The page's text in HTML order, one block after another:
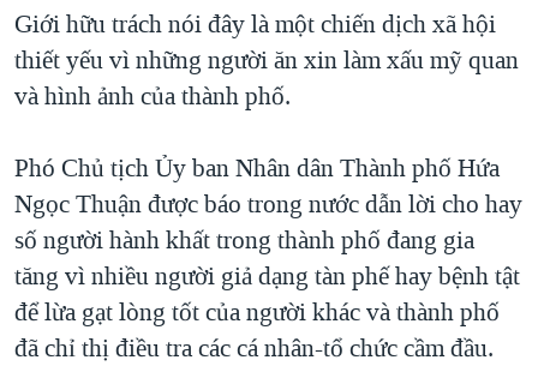
Giới hữu trách nói đây là một chiến dịch xã hội
thiết yếu vì những người ăn xin làm xấu mỹ quan
và hình ảnh của thành phố.
Phó Chủ tịch Ủy ban Nhân dân Thành phố Hứa
Ngọc Thuận được báo trong nước dẫn lời cho hay
số người hành khất trong thành phố đang gia
tăng vì nhiều người giả dạng tàn phế hay bệnh tật
để lừa gạt lòng tốt của người khác và thành phố
đã chỉ thị điều tra các cá nhân-tổ chức cầm đầu.